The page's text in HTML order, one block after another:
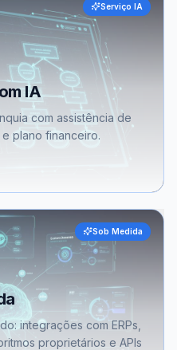
Serviço IA
IA
com assistência de
e plano financeiro.
Sob Medida
integrações com ERPs,
proprietários e APIs